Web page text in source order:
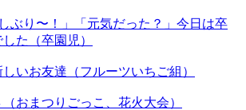
しぶり〜！」「元気だった？」今日は卒
た（卒園児）
いお友達（フルーツいちご組）
おまつりごっこ、花火大会）